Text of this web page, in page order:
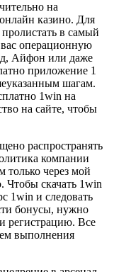
на
казино. Для
в самый
операционную
Айфон или даже
приложение 1
шагам.
1win на
на сайте, чтобы
распространять
компании
только через мой
Чтобы скачать 1win
1win и следовать
бонусы, нужно
регистрацию. Все
выполнения